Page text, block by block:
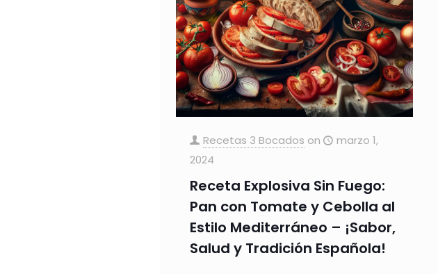
Recetas 3 Bocados on
marzo 1,
2024
Receta Explosiva Sin Fuego:
Pan con Tomate y Cebolla al
Estilo Mediterráneo – ¡Sabor,
Salud y Tradición Española!